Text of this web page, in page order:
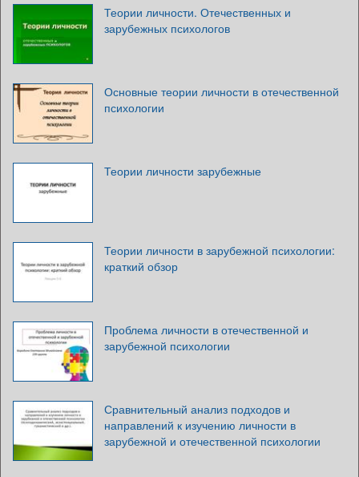
Теории личности. Отечественных и
зарубежных психологов
Основные теории личности в отечественной
психологии
Теории личности зарубежные
Теории личности в зарубежной психологии:
краткий обзор
Проблема личности в отечественной и
зарубежной психологии
Сравнительный анализ подходов и
направлений к изучению личности в
зарубежной и отечественной психологии